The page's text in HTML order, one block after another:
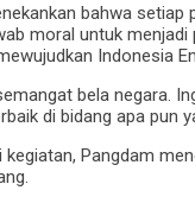
bahwa
moral untuk
Indonesia
bela negara.
di bidang apa pun
Pangdam